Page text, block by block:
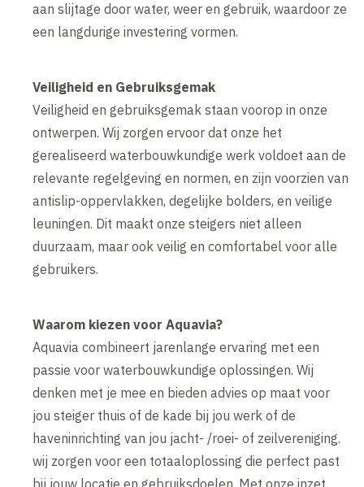
aan slijtage door water, weer en gebruik, waardoor ze
een langdurige investering vormen.
Veiligheid en Gebruiksgemak
Veiligheid en gebruiksgemak staan voorop in onze
ontwerpen. Wij zorgen ervoor dat onze het
gerealiseerd waterbouwkundige werk voldoet aan de
relevante regelgeving en normen, en zijn voorzien van
antislip-oppervlakken, degelijke bolders, en veilige
leuningen. Dit maakt onze steigers niet alleen
duurzaam, maar ook veilig en comfortabel voor alle
gebruikers.
Waarom kiezen voor Aquavia?
Aquavia combineert jarenlange ervaring met een
passie voor waterbouwkundige oplossingen. Wij
denken met je mee en bieden advies op maat voor
jou steiger thuis of de kade bij jou werk of de
haveninrichting van jou jacht- /roei- of zeilvereniging.
wij zorgen voor een totaaloplossing die perfect past